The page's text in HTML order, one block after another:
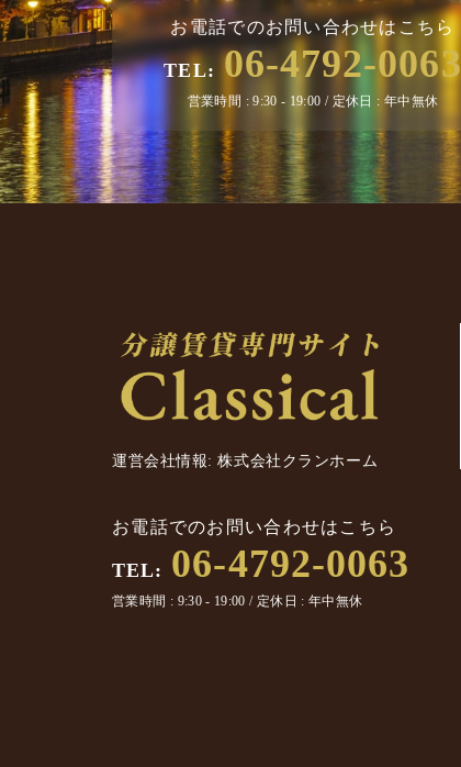
お電話でのお問い合わせはこちら
TEL: 06-4792-0063
営業時間 : 9:30 - 19:00 / 定休日 : 年中無休
運営会社情報: 株式会社クランホーム
お電話でのお問い合わせはこちら
TEL: 06-4792-0063
営業時間 : 9:30 - 19:00 / 定休日 : 年中無休